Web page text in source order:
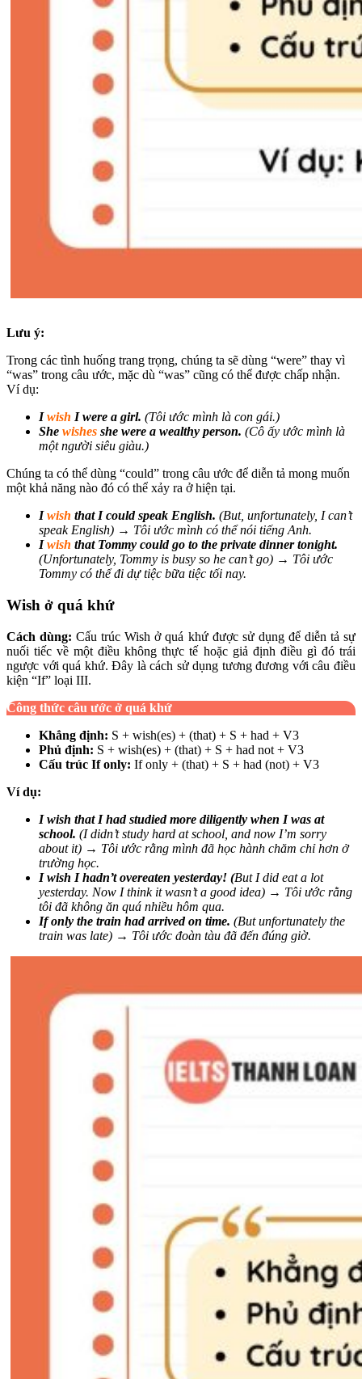
Lưu ý:
Trong các tình huống trang trọng, chúng ta sẽ dùng “were” thay vì
“was” trong câu ước, mặc dù “was” cũng có thể được chấp nhận.
Ví dụ:
Iwish I were a girl. (Tôi ước mình là con gái.)
She wishes she were a wealthy person. (Cô ấy ước mình là
một người siêu giàu.)
Chúng ta có thể dùng “could” trong câu ước để diễn tả mong muốn
một khả năng nào đó có thể xảy ra ở hiện tại.
Iwish that I could speak English. (But, unfortunately, I can’t
speak English) → Tôi ước mình có thể nói tiếng Anh.
Iwish that Tommy could go to the private dinner tonight.
(Unfortunately, Tommy is busy so he can’t go) → Tôi ước
Tommy có thể đi dự tiệc bữa tiệc tối nay.
Wish ở quá khứ
Cách dùng:Cấu trúc Wish ở quá khứ được sử dụng để diễn tả sự
nuối tiếc về một điều không thực tế hoặc giả định điều gì đó trái
ngược với quá khứ. Đây là cách sử dụng tương đương với câu điều
kiện “If” loại III.
Công thức câu ước ở quá khứ
Khẳng định: S + wish(es) + (that) + S + had + V3
Phủ định: S + wish(es) + (that) + S + had not + V3
Cấu trúc If only: If only + (that) + S + had (not) + V3
Ví dụ:
I wish that I had studied more diligently when I was at
school. (I didn’t study hard at school, and now I’m sorry
about it) → Tôi ước rằng mình đã học hành chăm chỉ hơn ở
trường học.
I wish I hadn’t overeaten yesterday! (But I did eat a lot
yesterday. Now I think it wasn’t a good idea) → Tôi ước rằng
tôi đã không ăn quá nhiều hôm qua.
If only the train had arrived on time. (But unfortunately the
train was late) → Tôi ước đoàn tàu đã đến đúng giờ.